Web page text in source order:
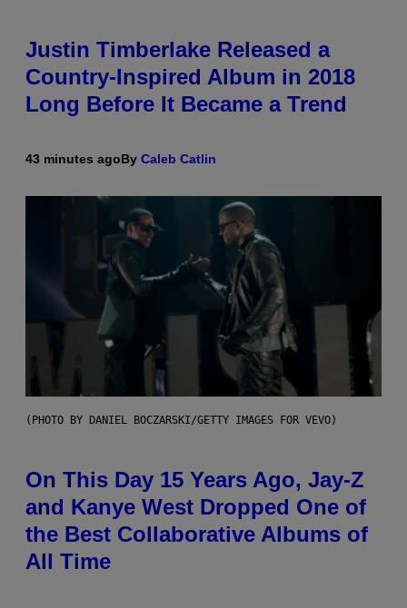
Justin Timberlake Released a
Country-Inspired Album in 2018
Long Before It Became a Trend
43 minutes agoBy Caleb Catlin
(PHOTO BY DANIEL BOCZARSKI/GETTY IMAGES FOR VEVO)
On This Day 15 Years Ago, Jay-Z
and Kanye West Dropped One of
the Best Collaborative Albums of
All Time